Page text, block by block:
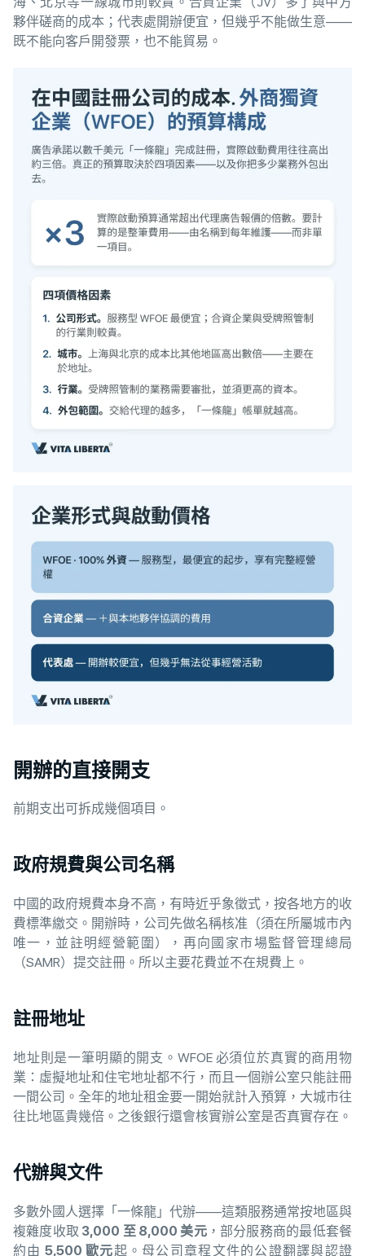
夥伴磋商的成本；代表處開辦便宜，但幾乎不能做生意——
既不能向客戶開發票，也不能貿易。
開辦的直接開支
前期支出可拆成幾個項目。
政府規費與公司名稱
中國的政府規費本身不高，有時近乎象徵式，按各地方的收
費標準繳交。開辦時，公司先做名稱核准（須在所屬城市內
唯一，並註明經營範圍），再向國家市場監督管理總局
（SAMR）提交註冊。所以主要花費並不在規費上。
註冊地址
地址則是一筆明顯的開支。WFOE 必須位於真實的商用物
業：虛擬地址和住宅地址都不行，而且一個辦公室只能註冊
一間公司。全年的地址租金要一開始就計入預算，大城市往
往比地區貴幾倍。之後銀行還會核實辦公室是否真實存在。
代辦與文件
多數外國人選擇「一條龍」代辦——這類服務通常按地區與
複雜度收取 3,000 至 8,000 美元，部分服務商的最低套餐
約由 5,500 歐元起。母公司章程文件的公證翻譯與認證